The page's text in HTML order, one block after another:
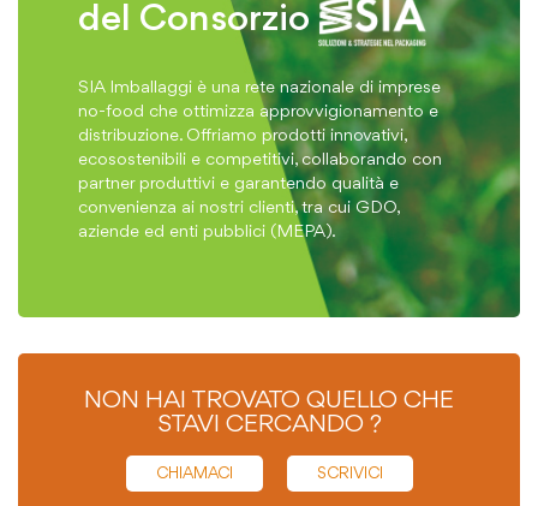
del Consorzio
SIA Imballaggi è una rete nazionale di imprese
no-food che ottimizza approvvigionamento e
distribuzione. Offriamo prodotti innovativi,
ecosostenibili e competitivi, collaborando con
partner produttivi e garantendo qualità e
convenienza ai nostri clienti, tra cui GDO,
aziende ed enti pubblici (MEPA).
NON HAI TROVATO QUELLO CHE
STAVI CERCANDO ?
CHIAMACI SCRIVICI